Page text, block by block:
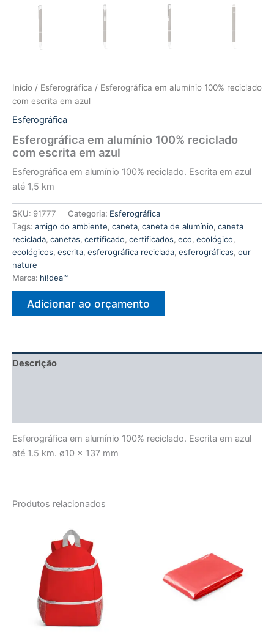
Início / Esferográfica / Esferográfica em alumínio 100% reciclado
com escrita em azul
Esferográfica
Esferográfica em alumínio 100% reciclado
com escrita em azul
Esferográfica em alumínio 100% reciclado. Escrita em azul
até 1,5 km
SKU: 91777 Categoria: Esferográfica
Tags: amigo do ambiente, caneta, caneta de alumínio, caneta
reciclada, canetas, certificado, certificados, eco, ecológico,
ecológicos, escrita, esferográfica reciclada, esferográficas, our
nature
Marca: hi!dea™
Adicionar ao orçamento
Descrição
Esferográfica em alumínio 100% reciclado. Escrita em azul
até 1.5 km. ø10 x 137 mm
Produtos relacionados